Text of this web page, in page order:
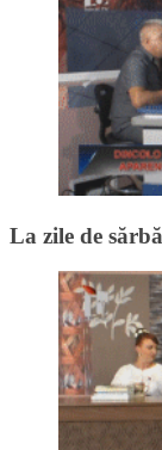
La zile de